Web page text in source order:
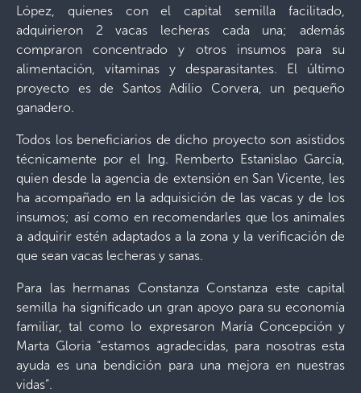
López, quienes con el capital semilla facilitado,
adquirieron 2 vacas lecheras cada una; además
compraron concentrado y otros insumos para su
alimentación, vitaminas y desparasitantes. El último
proyecto es de Santos Adilio Corvera, un pequeño
ganadero.
Todos los beneficiarios de dicho proyecto son asistidos
técnicamente por el Ing. Remberto Estanislao García,
quien desde la agencia de extensión en San Vicente, les
ha acompañado en la adquisición de las vacas y de los
insumos; así como en recomendarles que los animales
a adquirir estén adaptados a la zona y la verificación de
que sean vacas lecheras y sanas.
Para las hermanas Constanza Constanza este capital
semilla ha significado un gran apoyo para su economía
familiar, tal como lo expresaron María Concepción y
Marta Gloria “estamos agradecidas, para nosotras esta
ayuda es una bendición para una mejora en nuestras
vidas”.